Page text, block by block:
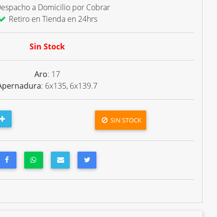
a Domicilio por Cobrar
Retiro en Tienda en 24hrs
Sin Stock
Aro: 17
: 6x135, 6x139.7
SIN STOCK